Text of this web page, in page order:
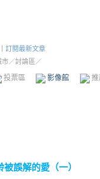
訂閱最新文章
市／討論區／
投票區 影像館
誤解的愛（一）